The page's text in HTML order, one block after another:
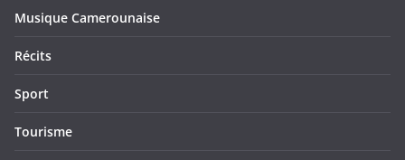
Musique Camerounaise
Récits
Sport
Tourisme